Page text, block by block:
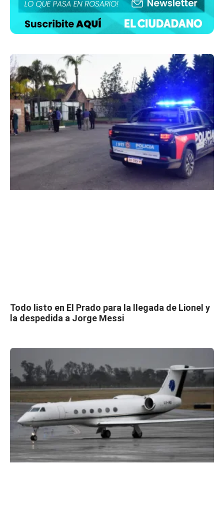
Todo listo en El Prado para la llegada de Lionel y
la despedida a Jorge Messi